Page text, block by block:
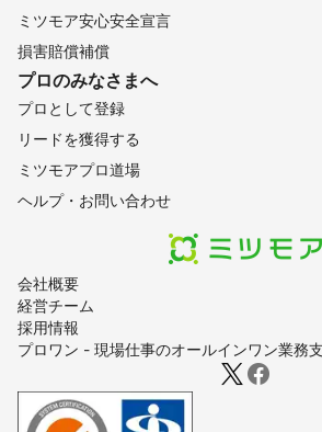
会社概要
経営チーム
採用情報
プロワン - 現場仕事のオールインワン業務
ミツモア安心安全宣言
損害賠償補償
プロのみなさまへ
プロとして登録
リードを獲得する
ミツモアプロ道場
ヘルプ・お問い合わせ